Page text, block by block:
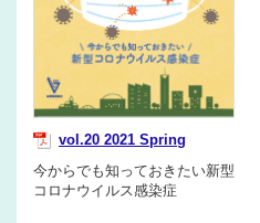
vol.20 2021 Spring
今からでも知っておきたい新型
コロナウイルス感染症